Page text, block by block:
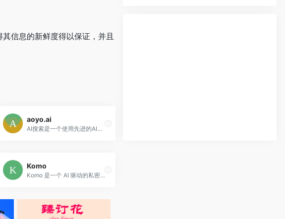
信息的新鲜度得以保证，并且
aoyo.ai
AI搜索是一个使用先进的AI技术实现的智能搜索引擎。它可以深度理解用户的搜索意图,并提供精准的搜索结果。相比传统搜索引擎,AI搜索具有以下优势:1. 更准确理解搜索意图,满足个性化需求;2. 提供结构化和上下文相关的搜索结果;3. 支持多模态交互,包括语音、图像等;4. 自动分类和提取关键信息,提高搜索效率。AI搜索致力于提供更智能、更高效的搜索体验。
Komo
Komo 是一个 AI 驱动的私密、快速、无广告的搜索引擎。它使用人工智能技术，提供高效准确的搜索结果，帮助用户快速找到所需的信息。Komo 注重用户隐私，不会追踪用户的搜索记录或个人信息。它提供简洁直观的界面，让用户轻松进行搜索。Komo 还提供丰富的搜索功能，包括网页搜索、图片搜索、新闻搜索等。用户可以在 Komo 上快速搜索各种内容，无需担心被广告打扰。